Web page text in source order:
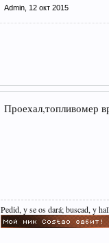
Admin 12 окт 2015
Проехал,топливомер
Pedid, y se os dará; buscad, y